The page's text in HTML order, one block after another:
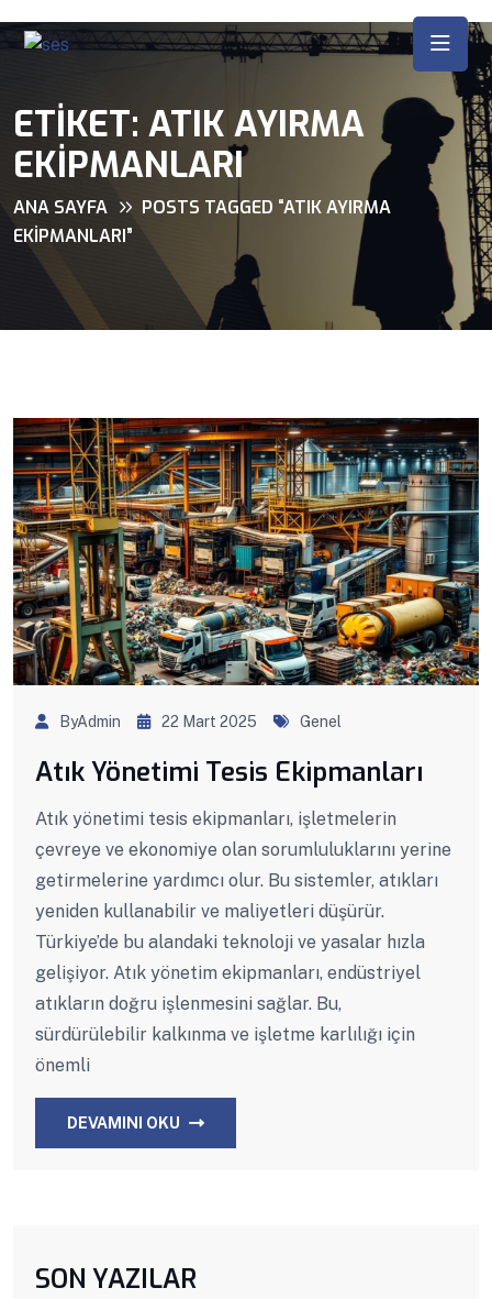
ETIKET: ATIK AYIRMA
EKIPMANLARI
ANA SAYFA
POSTS TAGGED “ATIK AYIRMA
EKIPMANLARI”
ByAdmin 22 Mart 2025 Genel
Atık Yönetimi Tesis Ekipmanları
Atık yönetimi tesis ekipmanları, işletmelerin
çevreye ve ekonomiye olan sorumluluklarını yerine
getirmelerine yardımcı olur. Bu sistemler, atıkları
yeniden kullanabilir ve maliyetleri düşürür.
Türkiye’de bu alandaki teknoloji ve yasalar hızla
gelişiyor. Atık yönetim ekipmanları, endüstriyel
atıkların doğru işlenmesini sağlar. Bu,
sürdürülebilir kalkınma ve işletme karlılığı için
önemli
DEVAMINI OKU
SON YAZILAR